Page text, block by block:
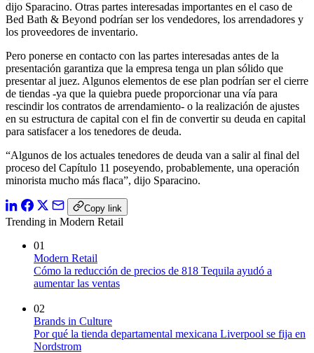
dijo Sparacino. Otras partes interesadas importantes en el caso de
Bed Bath & Beyond podrían ser los vendedores, los arrendadores y
los proveedores de inventario.
Pero ponerse en contacto con las partes interesadas antes de la
presentación garantiza que la empresa tenga un plan sólido que
presentar al juez. Algunos elementos de ese plan podrían ser el cierre
de tiendas -ya que la quiebra puede proporcionar una vía para
rescindir los contratos de arrendamiento- o la realización de ajustes
en su estructura de capital con el fin de convertir su deuda en capital
para satisfacer a los tenedores de deuda.
“Algunos de los actuales tenedores de deuda van a salir al final del
proceso del Capítulo 11 poseyendo, probablemente, una operación
minorista mucho más flaca”, dijo Sparacino.
Copy link
Trending in Modern Retail
01
Modern Retail
Cómo la reducción de precios de 818 Tequila ayudó a
aumentar las ventas
02
Brands in Culture
Por qué la tienda departamental mexicana Liverpool se fija en
Nordstrom